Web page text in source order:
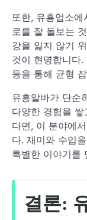
또한, 유흥업소
로를 잘 돌보는
강을 잃지 않기
것이 현명합니다
등을 통해 균형
유흥알바가 단순
다양한 경험을
다면, 이 분야에
다. 재미와 수입
특별한 이야기를
결론: